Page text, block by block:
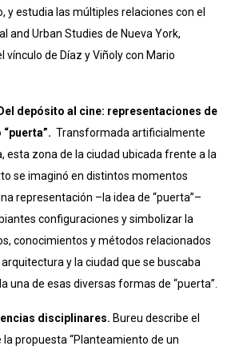
y estudia las múltiples relaciones con el
and Urban Studies de Nueva York,
vínculo de Díaz y Viñoly con Mario
depósito al cine: representaciones de
Transformada artificialmente
esta zona de la ciudad ubicada frente a la
se imaginó en distintos momentos
representación –la idea de “puerta”–
configuraciones y simbolizar la
conocimientos y métodos relacionados
y la ciudad que se buscaba
una de esas diversas formas de “puerta”.
disciplinares. Bureu describe el
propuesta “Planteamiento de un